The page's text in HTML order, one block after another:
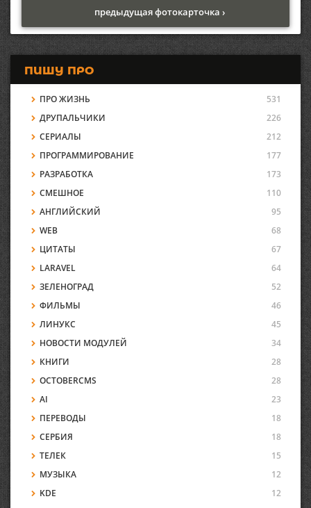
предыдущая фотокарточка ›
ПИШУ ПРО
ПРО ЖИЗНЬ
531
ДРУПАЛЬЧИКИ
226
СЕРИАЛЫ
212
ПРОГРАММИРОВАНИЕ
177
РАЗРАБОТКА
173
СМЕШНОЕ
110
АНГЛИЙСКИЙ
95
WEB
68
ЦИТАТЫ
67
LARAVEL
64
ЗЕЛЕНОГРАД
52
ФИЛЬМЫ
46
ЛИНУКС
45
НОВОСТИ МОДУЛЕЙ
34
КНИГИ
28
OCTOBERCMS
28
AI
23
ПЕРЕВОДЫ
18
СЕРБИЯ
18
ТЕЛЕК
15
МУЗЫКА
12
KDE
12